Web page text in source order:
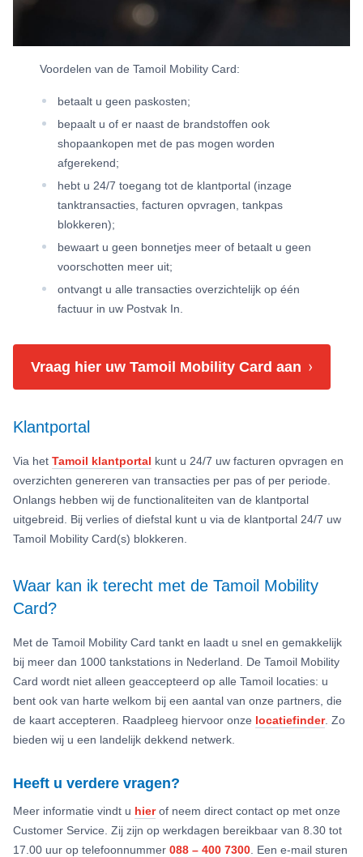
Voordelen van de Tamoil Mobility Card:
betaalt u geen paskosten;
bepaalt u of er naast de brandstoffen ook
shopaankopen met de pas mogen worden
afgerekend;
hebt u 24/7 toegang tot de klantportal (inzage
tanktransacties, facturen opvragen, tankpas
blokkeren);
bewaart u geen bonnetjes meer of betaalt u geen
voorschotten meer uit;
ontvangt u alle transacties overzichtelijk op één
factuur in uw Postvak In.
Vraag hier uw Tamoil Mobility Card aan
Klantportal
Via het Tamoil klantportal kunt u 24/7 uw facturen opvragen en
overzichten genereren van transacties per pas of per periode.
Onlangs hebben wij de functionaliteiten van de klantportal
uitgebreid. Bij verlies of diefstal kunt u via de klantportal 24/7 uw
Tamoil Mobility Card(s) blokkeren.
Waar kan ik terecht met de Tamoil Mobility
Card?
Met de Tamoil Mobility Card tankt en laadt u snel en gemakkelijk
bij meer dan 1000 tankstations in Nederland. De Tamoil Mobility
Card wordt niet alleen geaccepteerd op alle Tamoil locaties: u
bent ook van harte welkom bij een aantal van onze partners, die
de kaart accepteren. Raadpleeg hiervoor onze locatiefinder. Zo
bieden wij u een landelijk dekkend netwerk.
Heeft u verdere vragen?
Meer informatie vindt u hierof neem direct contact op met onze
Customer Service. Zij zijn op werkdagen bereikbaar van 8.30 tot
17.00 uur op telefoonnummer 088 – 400 7300 . Een e-mail sturen